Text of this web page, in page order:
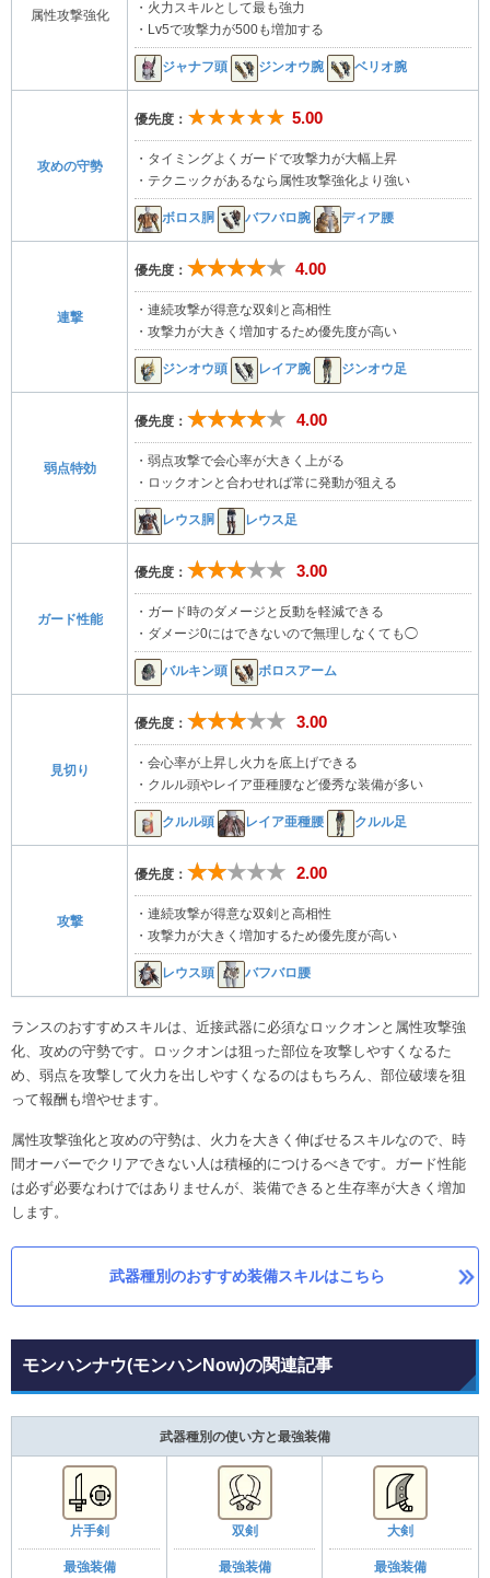
属性攻撃強化
・火力スキルとして最も強力
・Lv5で攻撃力が500も増加する
ジャナフ頭 ジンオウ腕 ベリオ腕
攻めの守勢
優先度： ★★★★★ 5.00
・タイミングよくガードで攻撃力が大幅上昇
・テクニックがあるなら属性攻撃強化より強い
ボロス胴 バフバロ腕 ディア腰
連撃
優先度： ★★★★★ 4.00
・連続攻撃が得意な双剣と高相性
・攻撃力が大きく増加するため優先度が高い
ジンオウ頭 レイア腕 ジンオウ足
弱点特効
優先度： ★★★★★ 4.00
・弱点攻撃で会心率が大きく上がる
・ロックオンと合わせれば常に発動が狙える
レウス胴 レウス足
ガード性能
優先度： ★★★★★ 3.00
・ガード時のダメージと反動を軽減できる
・ダメージ0にはできないので無理しなくても◯
バルキン頭 ボロスアーム
見切り
優先度： ★★★★★ 3.00
・会心率が上昇し火力を底上げできる
・クルル頭やレイア亜種腰など優秀な装備が多い
クルル頭 レイア亜種腰 クルル足
攻撃
優先度： ★★★★★ 2.00
・連続攻撃が得意な双剣と高相性
・攻撃力が大きく増加するため優先度が高い
レウス頭 バフバロ腰
ランスのおすすめスキルは、近接武器に必須なロックオンと属性攻撃強
化、攻めの守勢です。ロックオンは狙った部位を攻撃しやすくなるた
め、弱点を攻撃して火力を出しやすくなるのはもちろん、部位破壊を狙
って報酬も増やせます。
属性攻撃強化と攻めの守勢は、火力を大きく伸ばせるスキルなので、時
間オーバーでクリアできない人は積極的につけるべきです。ガード性能
は必ず必要なわけではありませんが、装備できると生存率が大きく増加
します。
武器種別のおすすめ装備スキルはこちら
モンハンナウ(モンハンNow)の関連記事
武器種別の使い方と最強装備
片手剣
最強装備
双剣
最強装備
大剣
最強装備